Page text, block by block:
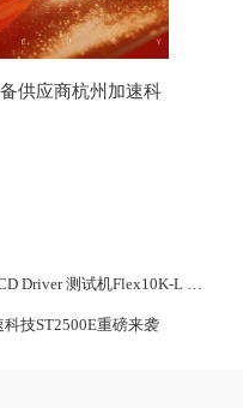
供应商杭州加速科
测试机Flex10K-L 强势出圈
科技ST2500E重磅来袭